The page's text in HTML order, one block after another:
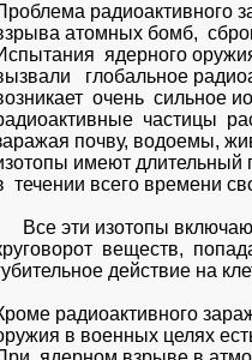
радиоактивного
атомных бомб,
ядерного
глобальное
очень  сильное
частицы
почву, водоемы,
имеют длительный
течении всего времени
Все эти изотопы
веществ,
действие на
радиоактивного
в военных целях